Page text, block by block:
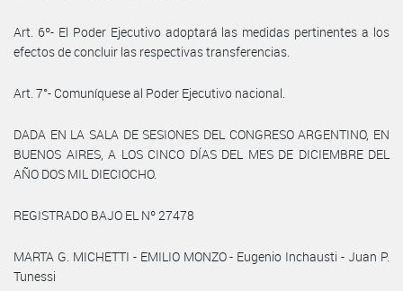
Art. 6º- El Poder Ejecutivo adoptará las medidas pertinentes a los
efectos de concluir las respectivas transferencias.
Art. 7°- Comuníquese al Poder Ejecutivo nacional.
DADA EN LA SALA DE SESIONES DEL CONGRESO ARGENTINO, EN
BUENOS AIRES, A LOS CINCO DÍAS DEL MES DE DICIEMBRE DEL
AÑO DOS MIL DIECIOCHO.
REGISTRADO BAJO EL Nº 27478
MARTA G. MICHETTI - EMILIO MONZO - Eugenio Inchausti - Juan P.
Tunessi